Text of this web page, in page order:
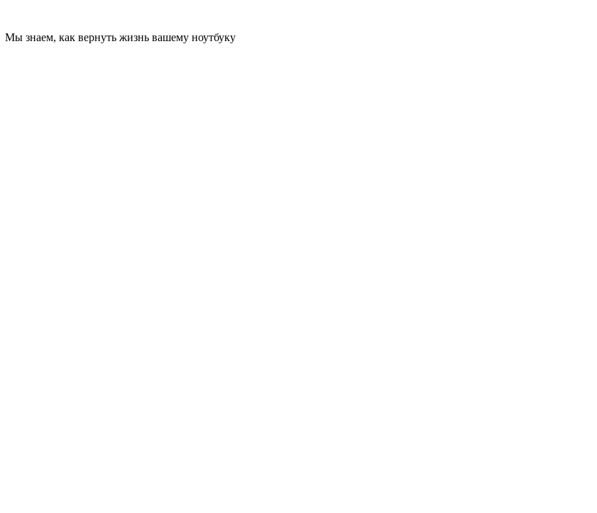
Мы знаем, как вернуть жизнь вашему ноутбуку